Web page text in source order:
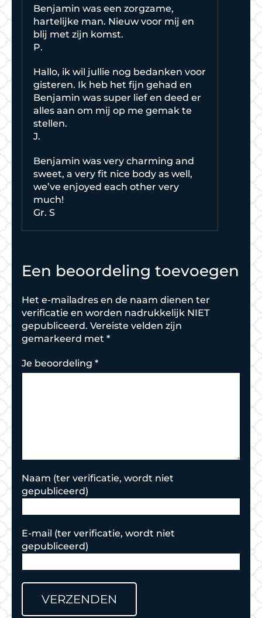
Benjamin was een zorgzame,
hartelijke man. Nieuw voor mij en
blij met zijn komst.
P.
Hallo, ik wil jullie nog bedanken voor
gisteren. Ik heb het fijn gehad en
Benjamin was super lief en deed er
alles aan om mij op me gemak te
stellen.
J.
Benjamin was very charming and
sweet, a very fit nice body as well,
we’ve enjoyed each other very
much!
Gr. S
Een beoordeling toevoegen
Het e-mailadres en de naam dienen ter
verificatie en worden nadrukkelijk NIET
gepubliceerd.Vereiste velden zijn
gemarkeerd met*
Je beoordeling*
Naam
E-mail